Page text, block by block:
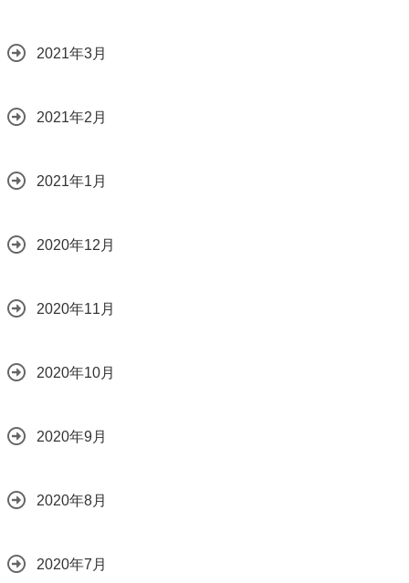
2021年3月
2021年2月
2021年1月
2020年12月
2020年11月
2020年10月
2020年9月
2020年8月
2020年7月